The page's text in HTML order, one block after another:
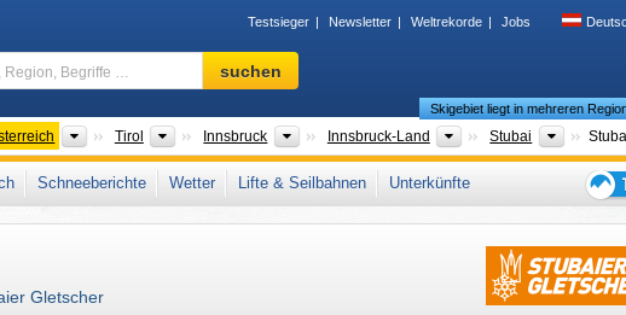
Testsieger Newsletter Weltrekorde Jobs
Skigebiet,
Region,
…
suchen
Länder
Tirol Bundesländer
Innsbruck Großregionen
Innsbruck-Land Bezirke/Städte
Stubai
Skigebiet liegt in mehreren
Tiroler Gletscher Stubaital, SKI plus CITY Pass Stubai Innsbruck Stubaier Alpen
, Zentrale Ostalpen Westösterreich
, Europäische Union
Schneeberichte Wetter Lifte & Seilbahnen
Unterkünfte
den
Gletscher